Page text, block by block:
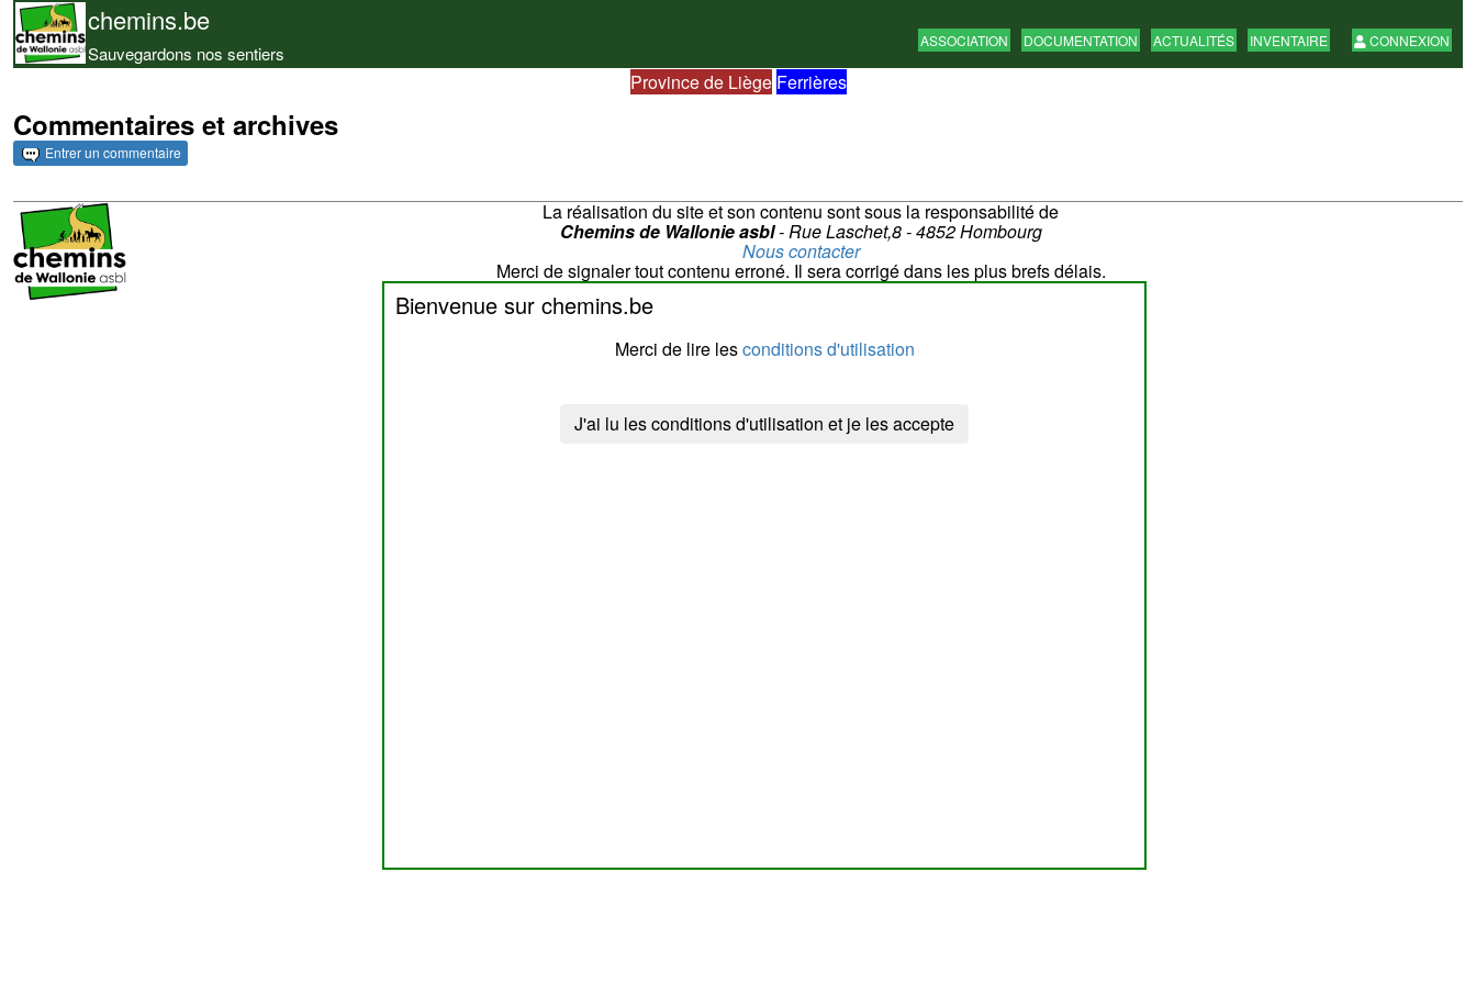
chemins.be
Sauvegardons nos sentiers
ASSOCIATION DOCUMENTATION ACTUALITÉS INVENTAIRE CONNEXION
Province de Liège Ferrières
Bienvenue sur chemins.be
Merci de lire lesconditions d'utilisation
J'ai lu les conditions d'utilisation et je les accepte
Commentaires et archives
Entrer un commentaire
La réalisation du site et son contenu sont sous la responsabilité de
Chemins de Wallonie asbl- Rue Laschet,8 - 4852 Hombourg
Nous contacter
Merci de signaler tout contenu erroné. Il sera corrigé dans les plus brefs délais.
Cette page a été vue??fois